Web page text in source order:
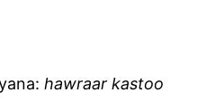
hawraar kastoo